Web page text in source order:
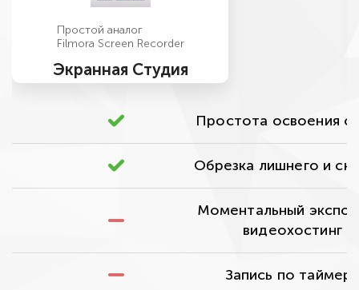
Простой аналог
Filmora Screen Recorder
Экранная Студия
Простота освоения
Обрезка лишнего и
Моментальный
видеохостинг
Запись по